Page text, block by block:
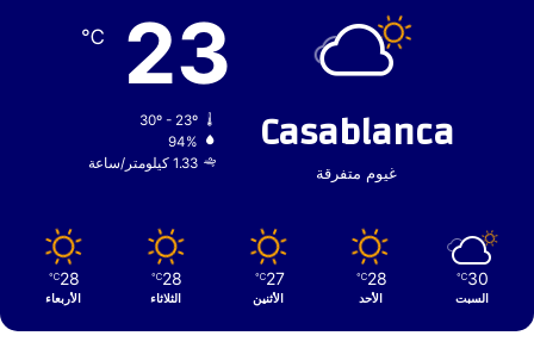
Casablanca
غيوم متفرقة
23
℃
30º - 23º
94%
1.33 كيلومتر/ساعة
30
℃
السبت
28
℃
الأحد
27
℃
الأثنين
28
℃
الثلاثاء
28
℃
الأربعاء